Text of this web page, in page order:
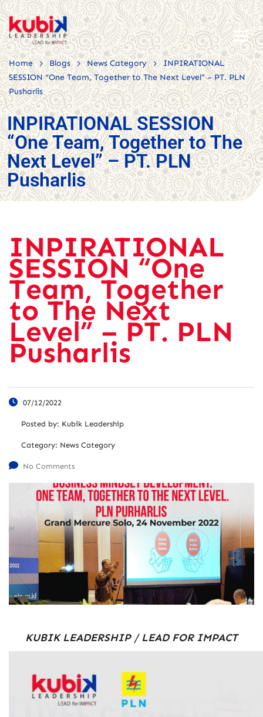
Home > Blogs > News Category >
INPIRATIONAL
SESSION “One Team, Together to The Next Level” – PT. PLN
Pusharlis
INPIRATIONAL SESSION
“One Team, Together to The
Next Level” – PT. PLN
Pusharlis
INPIRATIONAL
SESSION “One
Team, Together
to The Next
Level” – PT. PLN
Pusharlis
07/12/2022
Posted by: Kubik Leadership
Category: News Category
No Comments
KUBIK LEADERSHIP / LEAD FOR IMPACT